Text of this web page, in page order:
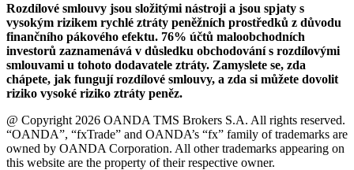
Rozdílové smlouvy jsou složitými nástroji a jsou spjaty s
vysokým rizikem rychlé ztráty peněžních prostředků z důvodu
finančního pákového efektu. 76% účtů maloobchodních
investorů zaznamenává v důsledku obchodování s rozdílovými
smlouvami u tohoto dodavatele ztráty. Zamyslete se, zda
chápete, jak fungují rozdílové smlouvy, a zda si můžete dovolit
riziko vysoké riziko ztráty peněz.
@ Copyright 2026 OANDA TMS Brokers S.A. All rights reserved.
“OANDA”, “fxTrade” and OANDA’s “fx” family of trademarks are
owned by OANDA Corporation. All other trademarks appearing on
this website are the property of their respective owner.